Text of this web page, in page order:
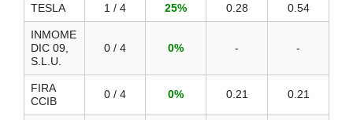
TESLA 1 / 4 25% 0.28 0.54
INMOME
DIC 09,
S.L.U.
0 / 4 0% - -
FIRA
CCIB
0 / 4 0% 0.21 0.21